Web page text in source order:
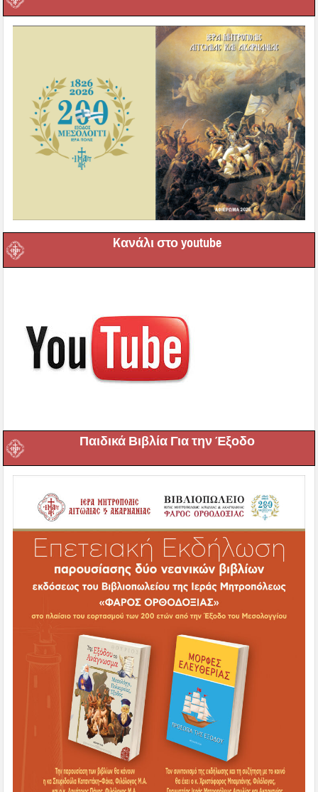
Kανάλι στο youtube
Παιδικά Βιβλία Για την Έξοδο